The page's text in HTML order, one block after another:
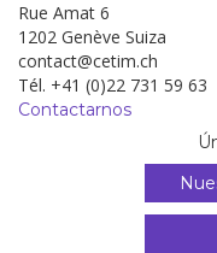
Rue Amat 6
1202 Genève Suiza
contact@cetim.ch
Tél. +41 (0)22 731 59 63
Contactarnos